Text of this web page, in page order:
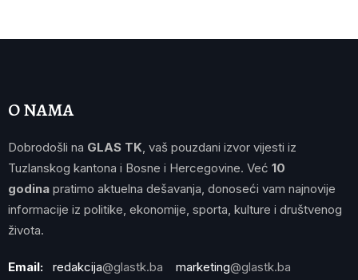
O NAMA
Dobrodošli na GLAS TK , vaš pouzdani izvor vijesti iz
Tuzlanskog kantona i Bosne i Hercegovine. Već 10
godina pratimo aktuelna dešavanja, donoseći vam najnovije
informacije iz politike, ekonomije, sporta, kulture i društvenog
života.
Email: redakcija@glastk.ba marketing@glastk.ba